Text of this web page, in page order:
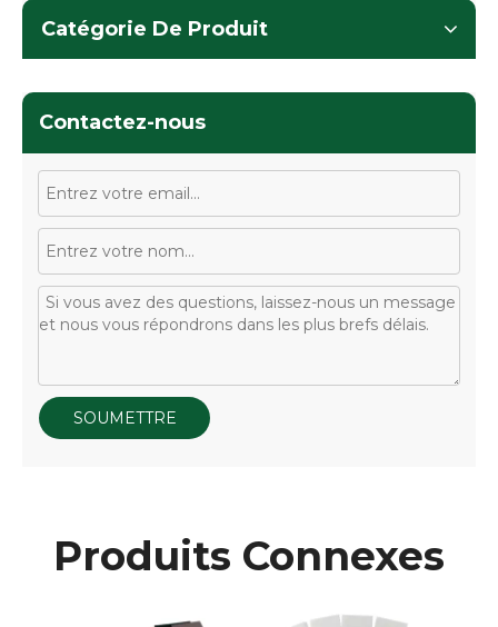
Catégorie De Produit
Contactez-nous
SOUMETTRE
Produits Connexes